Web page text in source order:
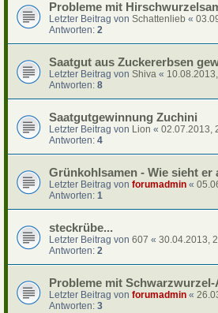
Probleme mit
Letzter Beitrag von Schattenlieb «
Antworten: 2
Saatgut aus Zuckererbsen
Letzter Beitrag von Shiva «
Antworten: 8
Saatgutgewinnung Zuchini
Letzter Beitrag von Lion « 02.07.2013,
Antworten: 4
Grünkohlsamen - Wie sieht
Letzter Beitrag von forumadmin «
Antworten: 1
steckrübe...
Letzter Beitrag von 607 « 30.04.2013,
Antworten: 2
Probleme mit Schwarzwurzel-
Letzter Beitrag von forumadmin «
Antworten: 3